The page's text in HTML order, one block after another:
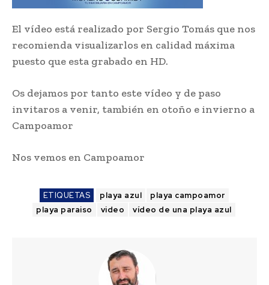
El vídeo está realizado por Sergio Tomás que nos
recomienda visualizarlos en calidad máxima
puesto que esta grabado en HD.
Os dejamos por tanto este vídeo y de paso
invitaros a venir, también en otoño e invierno a
Campoamor
Nos vemos en Campoamor
ETIQUETAS playa azul
playa campoamor
playa paraiso
video vídeo de una playa azul